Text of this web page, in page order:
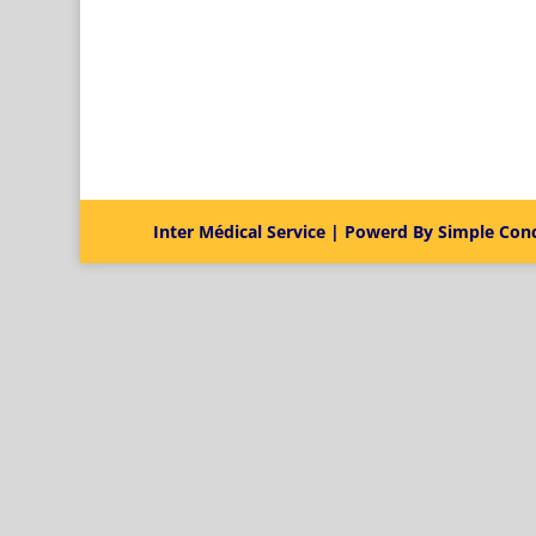
Inter Médical Service | Powerd By Simple